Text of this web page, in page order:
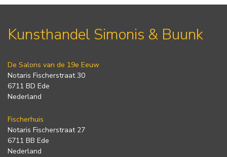
Kunsthandel Simonis & Buunk
De Salons van de 19e Eeuw
Notaris Fischerstraat 30
6711 BD Ede
Nederland
Fischerhuis
Notaris Fischerstraat 27
6711 BB Ede
Nederland